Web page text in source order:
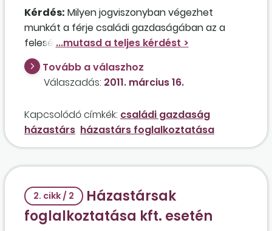
Kérdés: Milyen jogviszonyban végezhet
munkát a férje családi gazdaságában az a
feleség, aki jelenleg 50 százalékos
munkacsökkenésére tekintettel szociális
ellátásban részesül, és rendelkezik egy 4 órás
munkaviszonnyal is? Az ellátást semmiképpen
Tovább a válaszhoz
Válaszadás: 2011. március 16.
Kapcsolódó címkék: családi gazdaság
házastárs házastárs foglalkoztatása
2. cikk / 2
Házastársak
foglalkoztatása kft. esetén